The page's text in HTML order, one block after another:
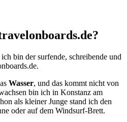
bin der surfende, schreibende und
Wasser, und das kommt nicht von
bin ich in Konstanz am
als kleiner Junge stand ich den
oder auf dem Windsurf-Brett.